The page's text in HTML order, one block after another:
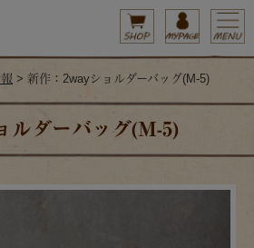
> 新作：2wayショルダーバッグ(M-5)
ルダーバッグ(M-5)